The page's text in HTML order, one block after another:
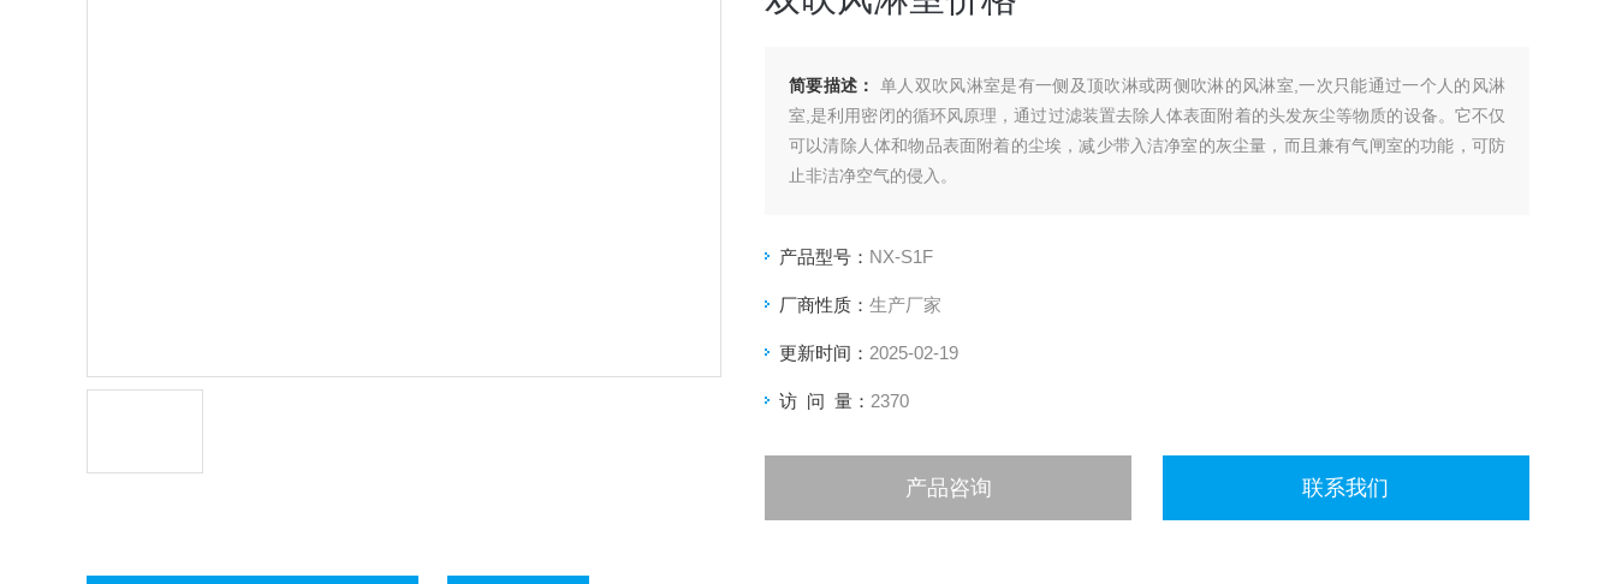
简要描述：
单人双吹风淋室是有一侧及顶吹淋或两侧吹淋的风淋室,一次只能通过一个人的风淋
室,是利用密闭的循环风原理，通过过滤装置去除人体表面附着的头发灰尘等物质的设备。它不仅
可以清除人体和物品表面附着的尘埃，减少带入洁净室的灰尘量，而且兼有气闸室的功能，可防
止非洁净空气的侵入。
产品型号： NX-S1F
厂商性质： 生产厂家
更新时间： 2025-02-19
访 问 量： 2370
产品咨询 联系我们